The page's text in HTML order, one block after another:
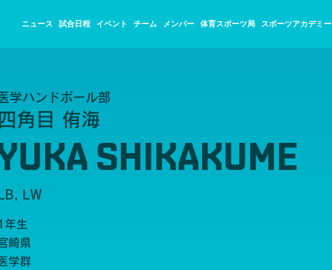
ニュース 試合日程 イベント チーム メンバー 体育スポーツ局 スポーツアカデミー
医学ハンドボール部
四角目 侑海
SHIKAKUME
LB, LW
年生
崎県
医学群